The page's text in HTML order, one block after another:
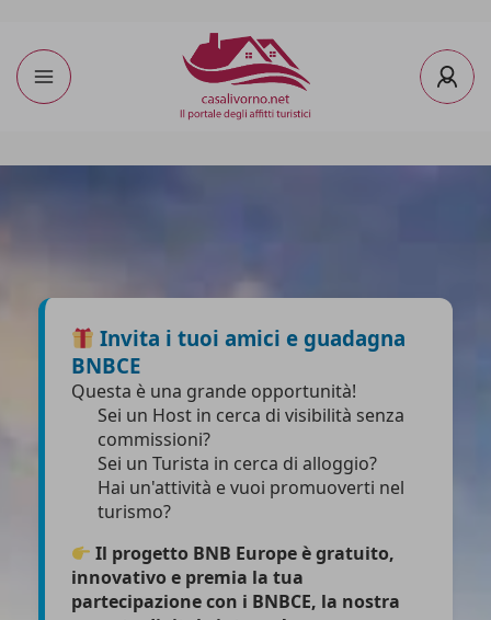
Invita i tuoi amici e guadagna
BNBCE
Questa è una grande opportunità!
Sei un Host in cerca di visibilità senza
commissioni?
Sei un Turista in cerca di alloggio?
Hai un'attività e vuoi promuoverti nel
turismo?
Il progetto BNB Europe è gratuito,
innovativo e premia la tua
partecipazione con i BNBCE, la nostra